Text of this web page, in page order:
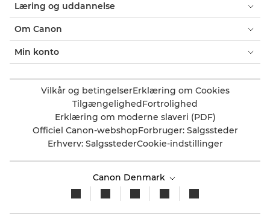
Læring og uddannelse
Om Canon
Min konto
Vilkår og betingelserErklæring om Cookies
TilgængelighedFortrolighed
Erklæring om moderne slaveri (PDF)
Officiel Canon-webshopForbruger: Salgssteder
Erhverv: SalgsstederCookie-indstillinger
Canon Denmark